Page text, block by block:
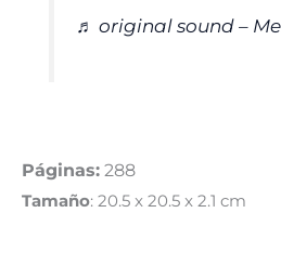
♬ original sound –
Páginas: 288
Tamaño: 20.5 x 20.5 x 2.1 cm